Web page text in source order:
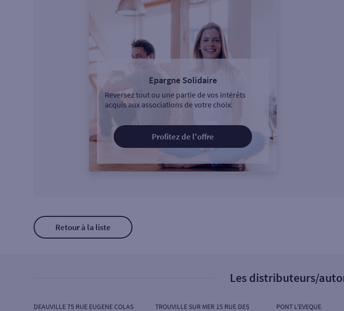
Epargne Solidaire
Reversez tout ou une partie de vos intérêts
acquis aux associations de votre choix.
Profitez de l'offre
Retour à la liste
Les distributeurs/
DEAUVILLE 75 RUE EUGENE COLAS TROUVILLE SUR MER 15 RUE DES PONT L'EVEQUE